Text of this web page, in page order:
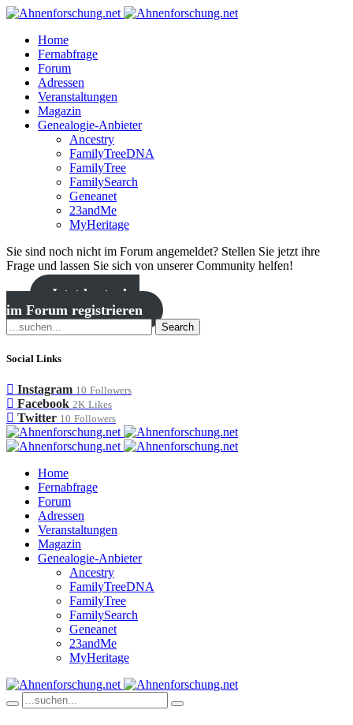
Home
Fernabfrage
Forum
Adressen
Veranstaltungen
Magazin
Genealogie-Anbieter
Ancestry
FamilyTreeDNA
FamilyTree
FamilySearch
Geneanet
23andMe
MyHeritage
Sie sind noch nicht im Forum angemeldet? Stellen Sie jetzt ihre
Frage und lassen Sie sich von unserer Community helfen!
Jetzt kostenlos
im Forum registrieren
Search
Social Links
Instagram 10 Followers
Facebook 2K Likes
Twitter 10 Followers
Home
Fernabfrage
Forum
Adressen
Veranstaltungen
Magazin
Genealogie-Anbieter
Ancestry
FamilyTreeDNA
FamilyTree
FamilySearch
Geneanet
23andMe
MyHeritage